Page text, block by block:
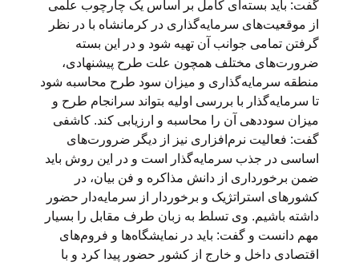
گفت: باید بسته‌ای کامل بر اساس یک چارچوب علمی
از موقعیت‌های سرمایه‌گذاری در کرمانشاه با در نظر
گرفتن تمامی جوانب آن تهیه شود و در این بسته
ضرورت‌های مختلف همچون علت طرح پیشنهادی،
منطقه سرمایه‌گذاری و میزان سود طرح محاسبه شود
تا سرمایه‌گذار با بررسی اولیه بتواند سرانجام طرح و
میزان سوددهی آن را محاسبه و ارزیابی کند. کاشفی
گفت: فعالیت نرم‌افزاری نیز از دیگر ضرورت‌های
اساسی در جذب سرمایه‌گذار است و در این روش باید
ضمن برخورداری از دانش مذاکره و فن بیان، در
کشورهای استراتژیک و برخوردار از سرمایه‌دار حضور
داشته باشیم. وی تسلط به زبان‌ طرف مقابل را بسیار
مهم دانست و گفت: باید در نمایشگاه‌ها و فروم‌های
اقتصادی داخل و خارج از کشور حضور پیدا کرد و با